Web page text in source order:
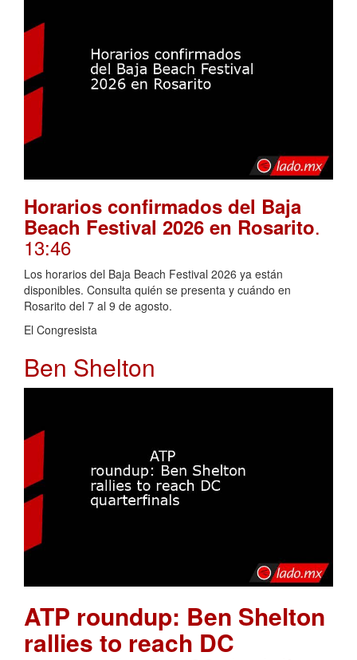
Horarios confirmados del Baja
Beach Festival 2026 en Rosarito.
13:46
Los horarios del Baja Beach Festival 2026 ya están
disponibles. Consulta quién se presenta y cuándo en
Rosarito del 7 al 9 de agosto.
El Congresista
Ben Shelton
ATP roundup: Ben Shelton
rallies to reach DC